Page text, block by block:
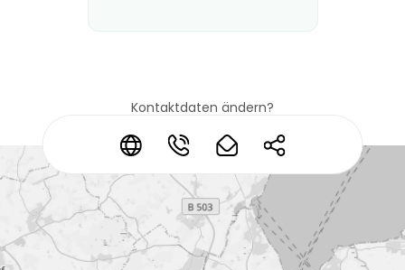
* * * *
Kontaktdaten ändern?